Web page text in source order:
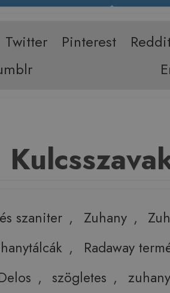
Twitter Pinterest
szaniter , Zuhany ,
,
Radaway
, szögletes ,